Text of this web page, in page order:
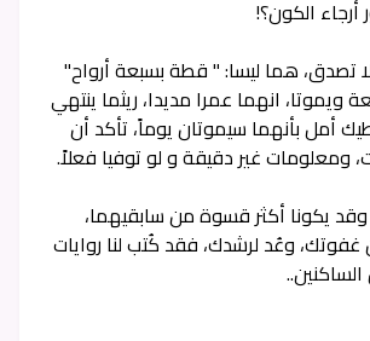
الكون؟!
تصدق، هما ليسا: " قطة بسبعة أرواح"
ويموتا، انهما عمرا مديدا، ريثما ينتهي
أمل بأنهما سيموتان يوماً، تأكد أن
ومعلومات غير دقيقة و لو توفيا فعلاً.
يكونا أكثر قسوة من سابقيهما،
وعُد لرشدك، فقد كُتب لنا روايات